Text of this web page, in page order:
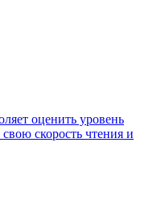
оценить уровень
скорость чтения и